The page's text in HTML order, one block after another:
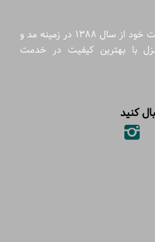
قلم فلزی با شروع فعالیت خود از سال 1388 در زمینه مد و
با بهترین کیفیت در خدمت
کنید